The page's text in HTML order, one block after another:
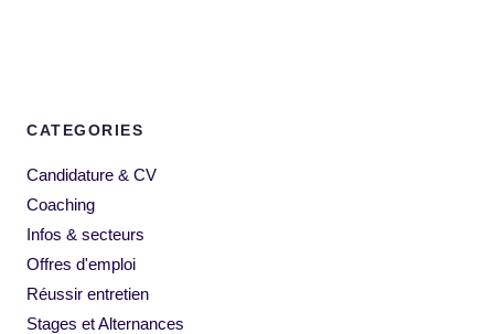
CATEGORIES
Candidature & CV
Coaching
Infos & secteurs
Offres d'emploi
Réussir entretien
Stages et Alternances